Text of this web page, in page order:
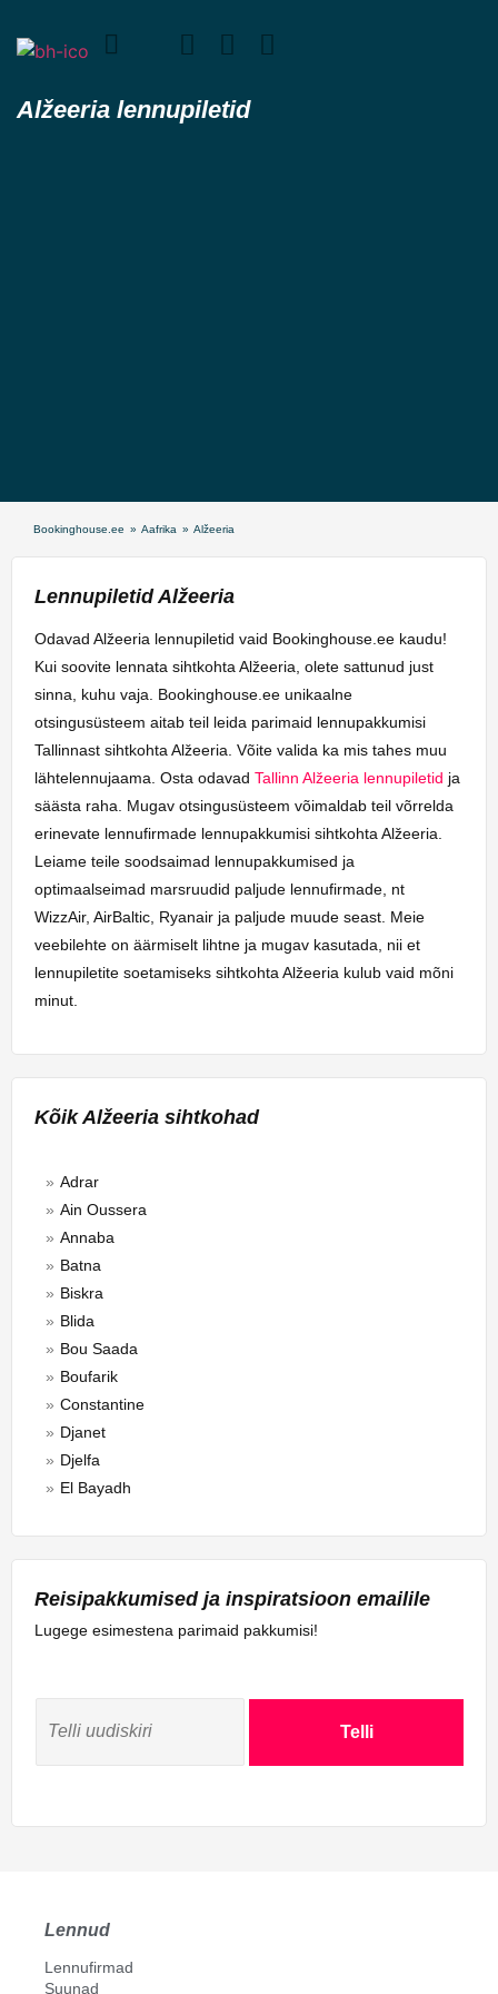
Alžeeria lennupiletid
Bookinghouse.ee » Aafrika » Alžeeria
Lennupiletid Alžeeria
Odavad Alžeeria lennupiletid vaid Bookinghouse.ee kaudu!
Kui soovite lennata sihtkohta Alžeeria, olete sattunud just
sinna, kuhu vaja. Bookinghouse.ee unikaalne
otsingusüsteem aitab teil leida parimaid lennupakkumisi
Tallinnast sihtkohta Alžeeria. Võite valida ka mis tahes muu
lähtelennujaama. Osta odavad Tallinn Alžeeria lennupiletid ja
säästa raha. Mugav otsingusüsteem võimaldab teil võrrelda
erinevate lennufirmade lennupakkumisi sihtkohta Alžeeria.
Leiame teile soodsaimad lennupakkumised ja
optimaalseimad marsruudid paljude lennufirmade, nt
WizzAir, AirBaltic, Ryanair ja paljude muude seast. Meie
veebilehte on äärmiselt lihtne ja mugav kasutada, nii et
lennupiletite soetamiseks sihtkohta Alžeeria kulub vaid mõni
minut.
Kõik Alžeeria sihtkohad
Adrar
Ain Oussera
Annaba
Batna
Biskra
Blida
Bou Saada
Boufarik
Constantine
Djanet
Djelfa
El Bayadh
Illizi
Jijel
Ouargla
Relizane
Timimoun
Tindouf
Tlemcen
Reisipakkumised ja inspiratsioon emailile
Lugege esimestena parimaid pakkumisi!
Telli
Lennud
Lennufirmad
Suunad